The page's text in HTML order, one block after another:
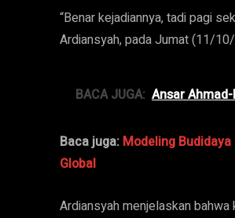
“Benar kejadiannya, tadi pagi
Ardiansyah, pada Jumat (11/
BACA JUGA: Ansar
Baca juga: Modeling
Global
Ardiansyah menjelaskan